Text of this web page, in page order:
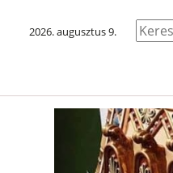
2026. augusztus 9.